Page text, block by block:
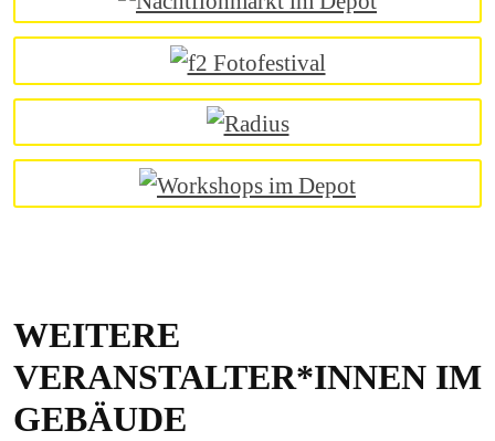
WEITERE
VERANSTALTER*INNEN IM
GEBÄUDE